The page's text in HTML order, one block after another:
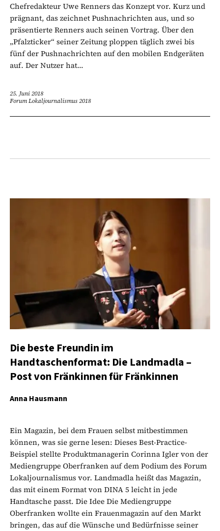
Chefredakteur Uwe Renners das Konzept vor. Kurz und
prägnant, das zeichnet Pushnachrichten aus, und so
präsentierte Renners auch seinen Vortrag. Über den
„Pfalzticker“ seiner Zeitung ploppen täglich zwei bis
fünf der Pushnachrichten auf den mobilen Endgeräten
auf. Der Nutzer hat...
25. Juni 2018
Forum Lokaljournalismus 2018
Die beste Freundin im
Handtaschenformat: Die Landmadla –
Post von Fränkinnen für Fränkinnen
Anna Hausmann
Ein Magazin, bei dem Frauen selbst mitbestimmen
können, was sie gerne lesen: Dieses Best-Practice-
Beispiel stellte Produktmanagerin Corinna Igler von der
Mediengruppe Oberfranken auf dem Podium des Forum
Lokaljournalismus vor. Landmadla heißt das Magazin,
das mit einem Format von DINA 5 leicht in jede
Handtasche passt. Die Idee Die Mediengruppe
Oberfranken wollte ein Frauenmagazin auf den Markt
bringen, das auf die Wünsche und Bedürfnisse seiner